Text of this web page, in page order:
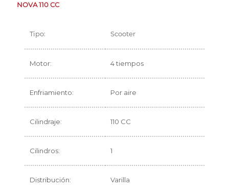
NOVA 110 CC
Tipo: Scooter
Motor: 4 tiempos
Enfriamiento: Por aire
Cilindraje: 110 CC
Cilindros: 1
Distribución: Varilla